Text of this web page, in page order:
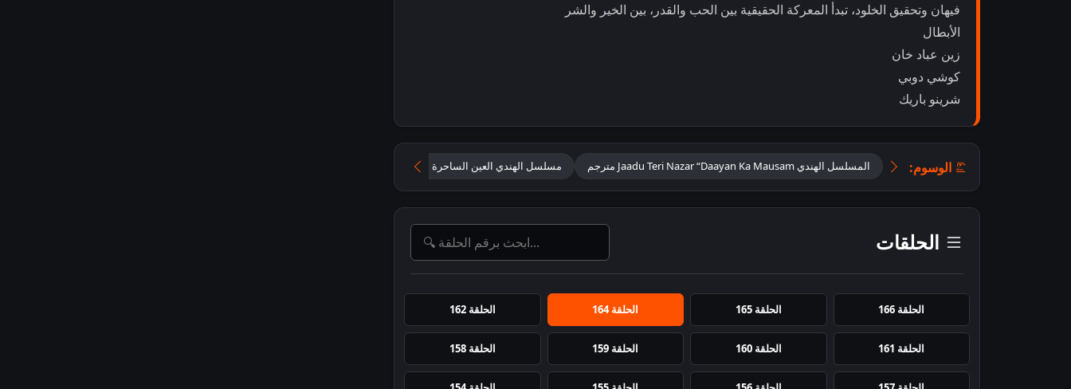
فيهان وتحقيق الخلود، تبدأ المعركة الحقيقية بين الحب والقدر، بين الخير والشر
الأبطال
زين عباد خان
كوشي دوبي
شرينو باريك
الوسوم: المسلسل الهندي Jaadu Teri Nazar “Daayan Ka Mausam مترجم مسلسل الهندي العين الساحرة مترجم كامل
الحلقات
الحلقة 166 الحلقة 165 الحلقة 164 الحلقة 162
الحلقة 161 الحلقة 160 الحلقة 159 الحلقة 158